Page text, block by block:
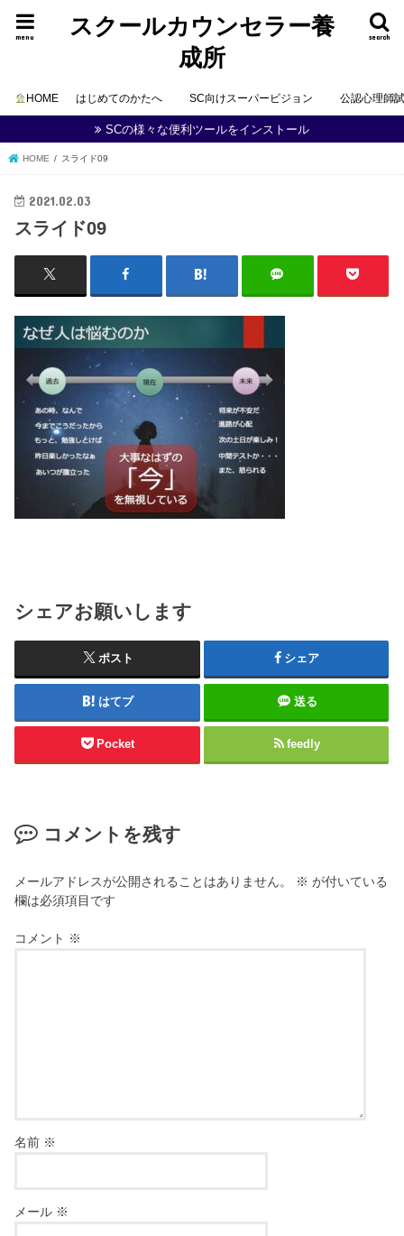
スクールカウンセラー養
成所
search
menu
HOME はじめてのかたへ SC向けスーパービジョン 公認心理師
SCの様々な便利ツールをインストール
HOME スライド09
2021.02.03
スライド09
シェアお願いします
ポスト シェア
はてブ 送る
Pocket feedly
コメントを残す
メールアドレスが公開されることはありません。 ※ が付いている
欄は必須項目です
コメント ※
名前 ※
メール ※